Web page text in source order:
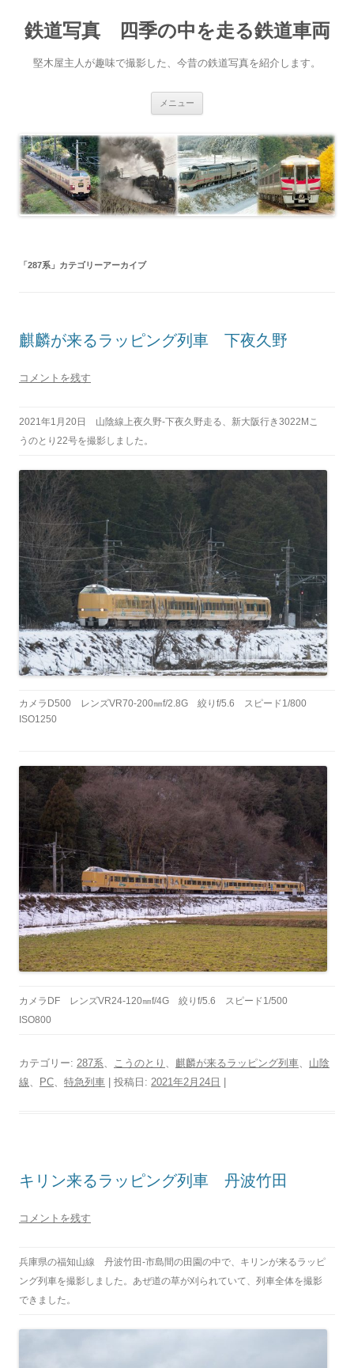
鉄道写真 四季の中を走る鉄道車両
堅木屋主人が趣味で撮影した、今昔の鉄道写真を紹介します。
メニュー
ツ
へ
ス
キ
ッ
プ
「 287系 」カテゴリーアーカイブ
麒麟が来るラッピング列車 下夜久野
コメントを残す
2021年1月20日 山陰線上夜久野-下夜久野走る、新大阪行き3022Mこ
うのとり22号を撮影しました。
カメラD500 レンズVR70-200㎜f/2.8G 絞りf/5.6 スピード1/800
ISO1250
カメラDF レンズVR24-120㎜f/4G 絞りf/5.6 スピード1/500
ISO800
カテゴリー: 287系、 こうのとり 、 麒麟が来るラッピング列車、 山陰
線、 PC、 特急列車 | 投稿日: 2021年2月24日
キリン来るラッピング列車 丹波竹田
コメントを残す
兵庫県の福知山線 丹波竹田-市島間の田園の中で、キリンが来るラッピ
ング列車を撮影しました。あぜ道の草が刈られていて、列車全体を撮影
できました。